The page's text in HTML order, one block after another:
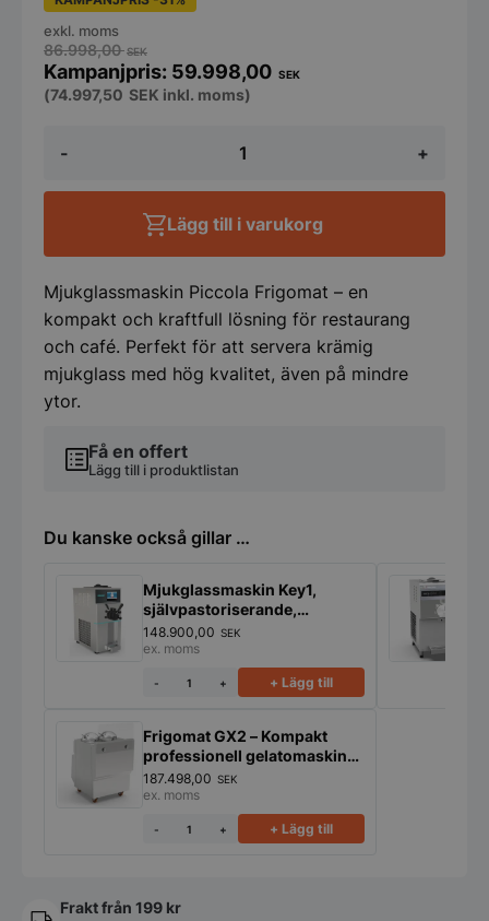
-
La
Frigomat,
230V
+
86.998,00SEK
59.998,00 SEK
exkl. moms
(74.997,50 SEK inkl. moms)
Få en offert
Lägg till i produktlistan
Lägg till i varukorg
Mjukglassmaskin Piccola Frigomat – en
kompakt och kraftfull lösning för restaurang
och café. Perfekt för att servera krämig
mjukglass med hög kvalitet, även på mindre
ytor.
Du kanske också gillar …
Mjukglassmaskin Key1,
självpastoriserande,
Frigomat, 266
glassar/timmen
148.900,00 SEK
ex. moms
- + + Lägg till
Frigomat GX2 – Kompakt
professionell gelatomaskin
för färsk gelato
187.498,00 SEK
ex. moms
- + + Lägg till
Frakt från 199 kr